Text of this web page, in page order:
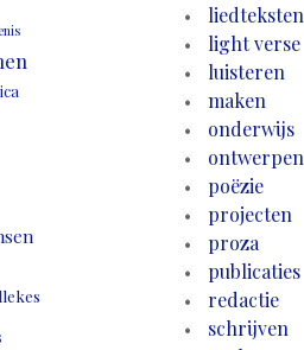
liedteksten
light verse
luisteren
maken
onderwijs
ontwerpen
poëzie
projecten
proza
publicaties
redactie
schrijven